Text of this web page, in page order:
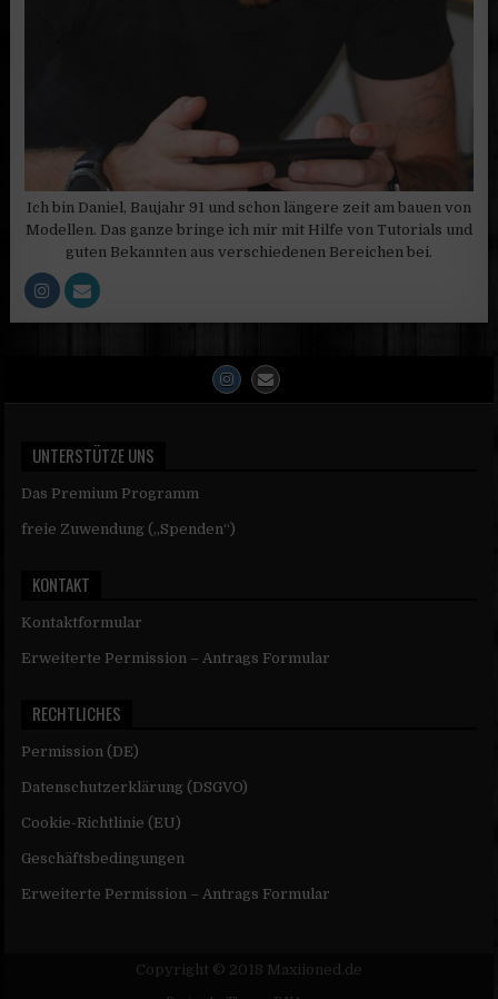
Ich bin Daniel, Baujahr 91 und schon längere zeit am bauen von
Modellen. Das ganze bringe ich mir mit Hilfe von Tutorials und
guten Bekannten aus verschiedenen Bereichen bei.
UNTERSTÜTZE UNS
Das Premium Programm
freie Zuwendung („Spenden“)
KONTAKT
Kontaktformular
Erweiterte Permission – Antrags Formular
RECHTLICHES
Permission (DE)
Datenschutzerklärung (DSGVO)
Cookie-Richtlinie (EU)
Geschäftsbedingungen
Erweiterte Permission – Antrags Formular
Copyright © 2018 Maxiioned.de